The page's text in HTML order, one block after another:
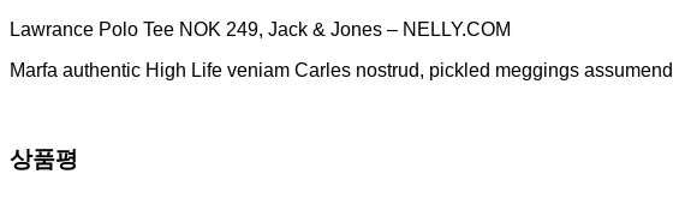
Lawrance Polo Tee NOK 249, Jack & Jones – NELLY.COM
Marfa authentic High Life veniam Carles nostrud, pickled meggings
상품평